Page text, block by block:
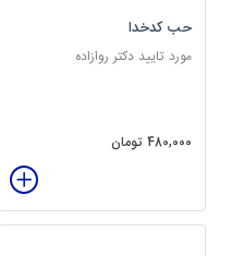
حب کدخدا
مورد تایید دکتر روازاده
480,000 تومان